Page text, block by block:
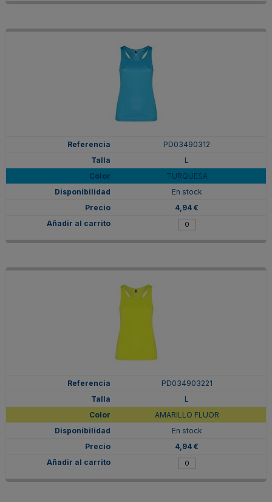
PD03490312
L
TURQUESA
En stock
4,94 €
PD034903221
L
AMARILLO FLUOR
En stock
4,94 €